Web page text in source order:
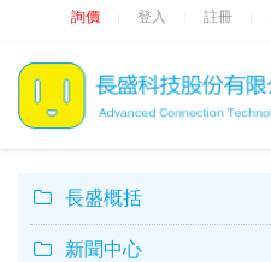
詢價 登入 註冊
長盛概括
新聞中心